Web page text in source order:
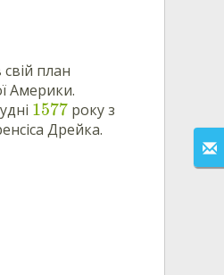
свій план
Америки.
1577року з
Дрейка.